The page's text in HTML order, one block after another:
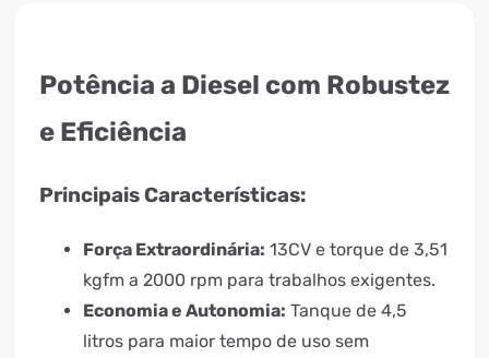
Potência a Diesel com Robustez
e Eficiência
Principais Características:
Força Extraordinária: 13CV e torque de 3,51
kgfm a 2000 rpm para trabalhos exigentes.
Economia e Autonomia: Tanque de 4,5
litros para maior tempo de uso sem